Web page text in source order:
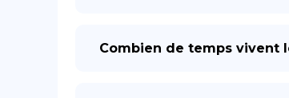
Combien de temps vivent